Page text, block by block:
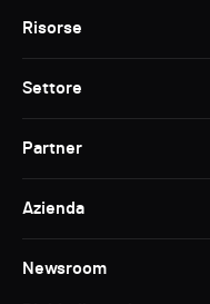
Risorse
Settore
Partner
Azienda
Newsroom